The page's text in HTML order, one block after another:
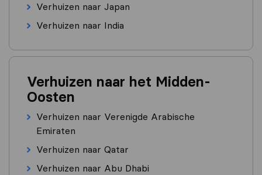
Verhuizen naar Japan
Verhuizen naar India
Verhuizen naar het Midden-
Oosten
Verhuizen naar Verenigde Arabische
Emiraten
Verhuizen naar Qatar
Verhuizen naar Abu Dhabi